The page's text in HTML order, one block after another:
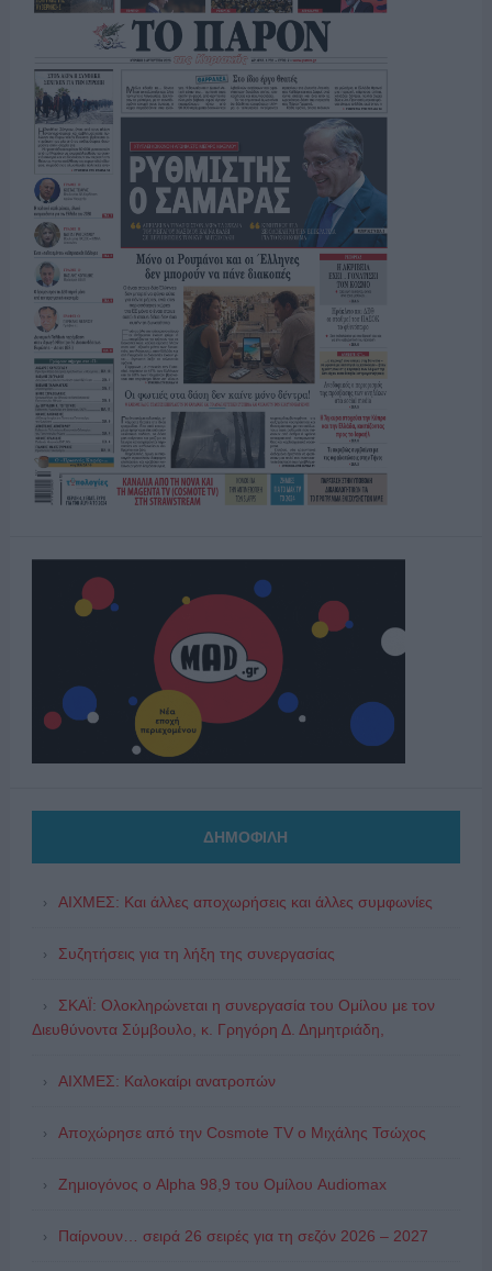
ΔΗΜΟΦΙΛΗ
ΑΙΧΜΕΣ: Και άλλες αποχωρήσεις και άλλες συμφωνίες
Συζητήσεις για τη λήξη της συνεργασίας
ΣΚΑΪ: Ολοκληρώνεται η συνεργασία του Ομίλου με τον
Διευθύνοντα Σύμβουλο, κ. Γρηγόρη Δ. Δημητριάδη,
ΑΙΧΜΕΣ: Καλοκαίρι ανατροπών
Αποχώρησε από την Cosmote TV o Μιχάλης Τσώχος
Ζημιογόνος ο Alpha 98,9 του Ομίλου Audiomax
Παίρνουν… σειρά 26 σειρές για τη σεζόν 2026 – 2027